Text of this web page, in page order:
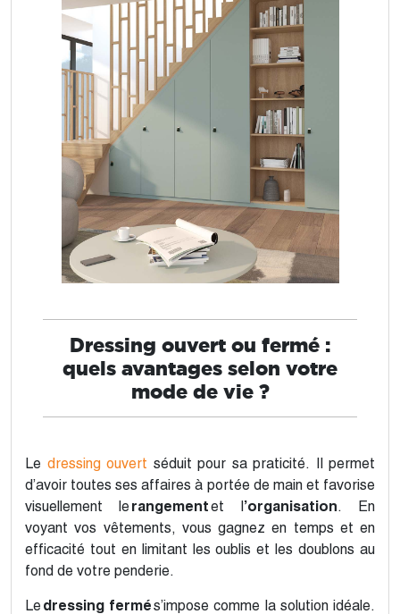
Dressing ouvert ou fermé :
quels avantages selon votre
mode de vie ?
Le dressing ouvert séduit pour sa praticité. Il permet
d’avoir toutes ses affaires à portée de main et favorise
visuellement le rangementet l’organisation. En
voyant vos vêtements, vous gagnez en temps et en
efficacité tout en limitant les oublis et les doublons au
fond de votre penderie.
Le dressing fermés’impose comme la solution idéale.